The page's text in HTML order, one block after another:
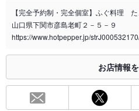
す。
喫煙専用室 なし
※2020年4月1日～受動喫煙対策に関する法律が施
お席
総席数
20席(「完全個室」テー
【完全予約制・完全個室】ふぐ料理
山口県下関市彦島老町２－５－９
https://www.hotpepper.jp/
お店情報